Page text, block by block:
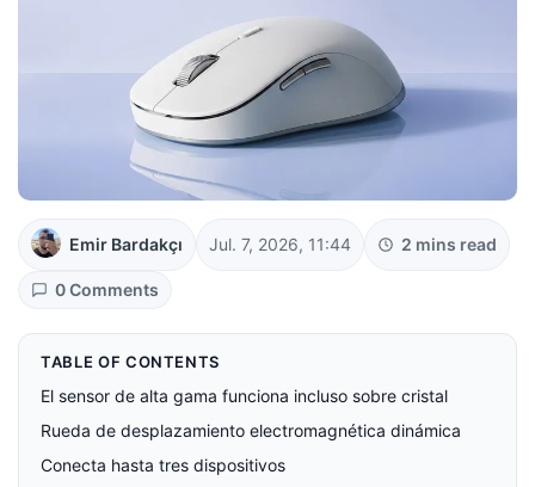
Emir Bardakçı Jul. 7, 2026, 11:44 2 mins read
0 Comments
TABLE OF CONTENTS
El sensor de alta gama funciona incluso sobre cristal
Rueda de desplazamiento electromagnética dinámica
Conecta hasta tres dispositivos